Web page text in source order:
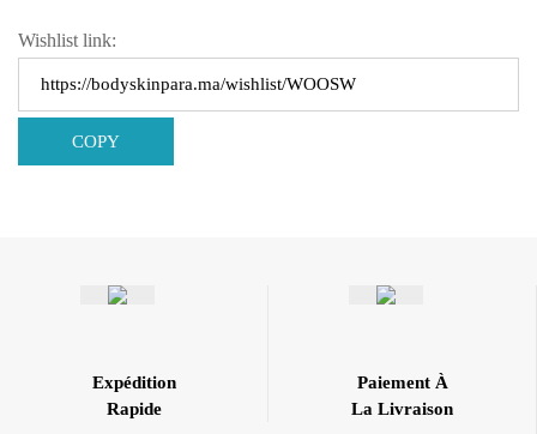
Wishlist link:
COPY
Paiement À
La Livraison
Expédition
Rapide